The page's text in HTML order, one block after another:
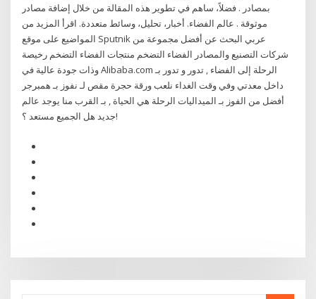
بمصادر . فضلاً، ساهم في تطوير هذه المقالة من خلال إضافة مصادر
موثوقة . عالم الفضاء. أخبار، تحليل، وسائط متعددة. اقرأ المزيد من
المواضيع على موقع Sputnik عربي البحث عن أفضل مجموعة من
شركات التصنيع والمصادر الفضاء التضخم منتجات الفضاء التضخم رخيصة
وذات جودة عالية في Alibaba.com الرحلة إلى الفضاء , تدور و تدور بـ
داخل معدتي وفي وقت الغداء نلعب ورقة حجرة مقص لـ نفوز بـ همبرجر
أفضل من الفوز بـ الميداليات الرحلة هي الحياة , بـ القرب منا يوجد عالم
جديد هل الجميع مستعد ؟!